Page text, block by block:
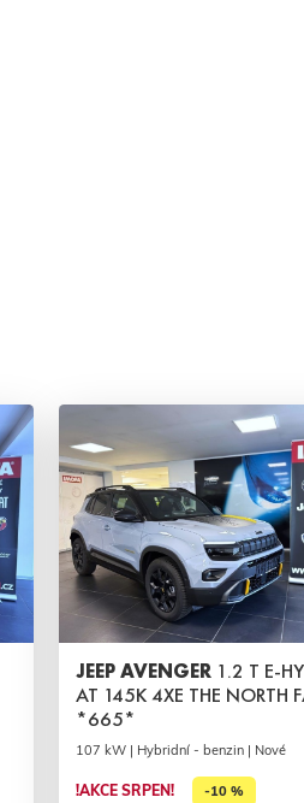
JEEP AVENGER 1.2 T E-
AT 145K 4XE THE NORTH
*665*
107 kW | Hybridní - benzin | Nové
!AKCE SRPEN! -10 %